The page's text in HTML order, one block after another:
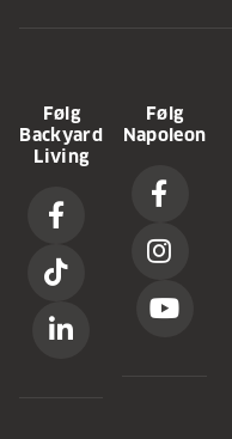
Følg
Backyard
Living
Følg
Napoleon